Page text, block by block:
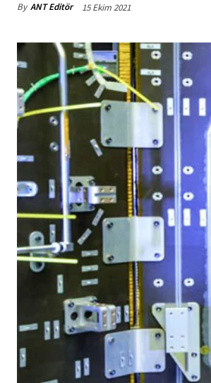
By ANT Editör 15 Ekim 2021